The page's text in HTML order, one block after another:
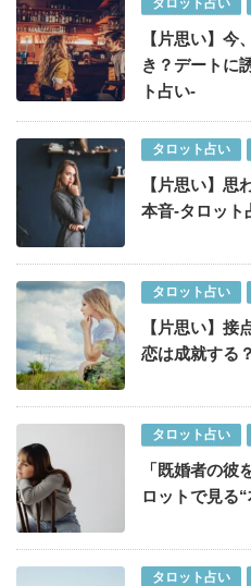
タロット占い
【片思い】今
き？デートに
ト占い-
タロット占い
【片思い】思
本音-タロット
タロット占い
【片思い】接
恋は成就する？
タロット占い
「既婚者の
ロットで見る
タロット占い